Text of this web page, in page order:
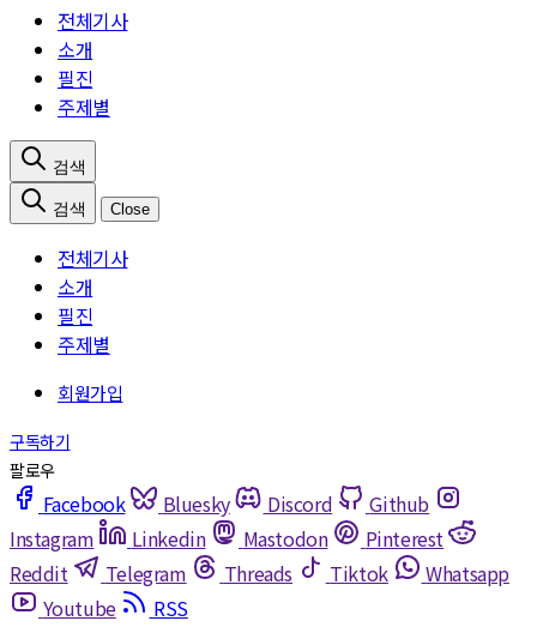
전체기사
소개
필진
주제별
Close
전체기사
소개
필진
주제별
Facebook Bluesky Discord
Github
Instagram
Linkedin Mastodon
Pinterest
Reddit
Telegram Threads Tiktok
Whatsapp
Youtube
RSS